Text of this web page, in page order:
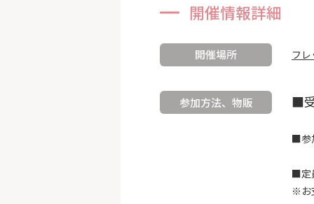
開催情報詳細
開催場所 フ
参加方法、物販 ■
■参
■
※お